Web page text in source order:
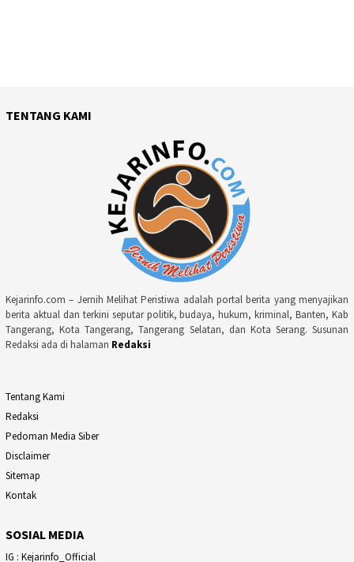
TENTANG KAMI
Kejarinfo.com – Jernih Melihat Peristiwa adalah portal berita yang menyajikan
berita aktual dan terkini seputar politik, budaya, hukum, kriminal, Banten, Kab
Tangerang, Kota Tangerang, Tangerang Selatan, dan Kota Serang. Susunan
Redaksi ada di halaman Redaksi
Tentang Kami
Redaksi
Pedoman Media Siber
Disclaimer
Sitemap
Kontak
SOSIAL MEDIA
IG : Kejarinfo_Official